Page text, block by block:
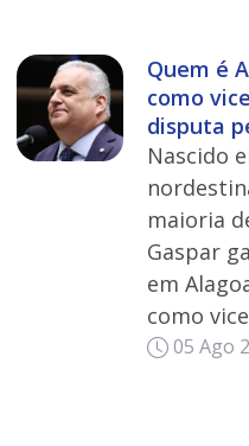
Quem é
como
disputa
Nascido
maioria
Gaspar
em
como vice
05 Ago